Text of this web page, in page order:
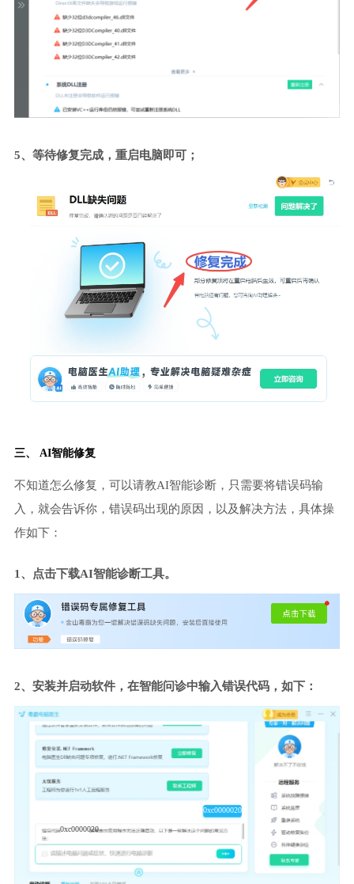
5、等待修复完成，重启电脑即可；
三、 AI智能修复
不知道怎么修复，可以请教AI智能诊断，只需要将错误码输
入，就会告诉你，错误码出现的原因，以及解决方法，具体操
作如下：
1、点击下载AI智能诊断工具。
2、安装并启动软件，在智能问诊中输入错误代码，如下：
0xc0000020
0xc0000020